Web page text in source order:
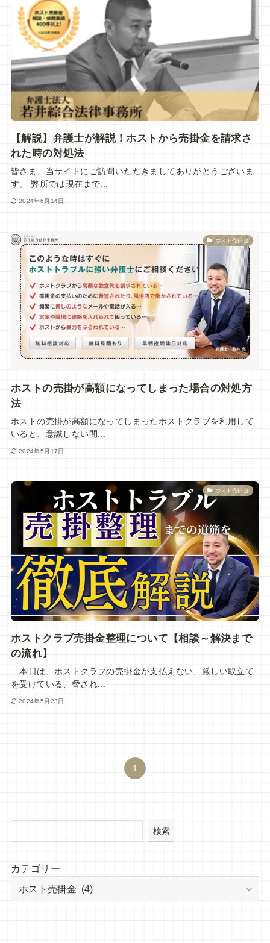
【解説】弁護士が解説！ホストから売掛金を請求さ
れた時の対処法
皆さま、当サイトにご訪問いただきましてありがとうございま
す。 弊所では現在まで...
2024年6月14日
ホスト売掛金
ホストの売掛が高額になってしまった場合の対処方
法
ホストの売掛が高額になってしまったホストクラブを利用して
いると、意識しない間...
2024年5月17日
ホスト売掛金
ホストクラブ売掛金整理について【相談～解決まで
の流れ】
本日は、ホストクラブの売掛金が支払えない、厳しい取立て
を受けている、脅され...
2024年5月23日
1
検索
カテゴリー